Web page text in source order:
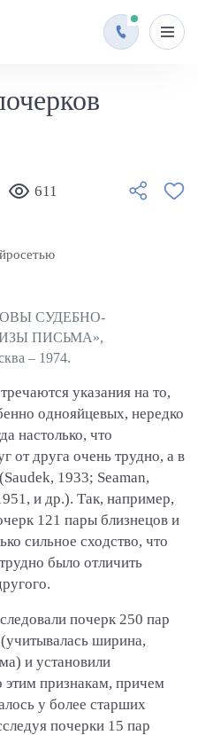
611
СУДЕБНО-
ПИСЬМА»,
– 1974.
указания на то,
однояйцевых, нередко
настолько, что
от друга очень трудно, а в
1933; Seaman,
и др.). Так, например,
121 пары близнецов и
сильное сходство, что
было отличить
почерк 250 пар
ширина,
и установили
этим признакам, причем
у более старших
почерки 15 пар